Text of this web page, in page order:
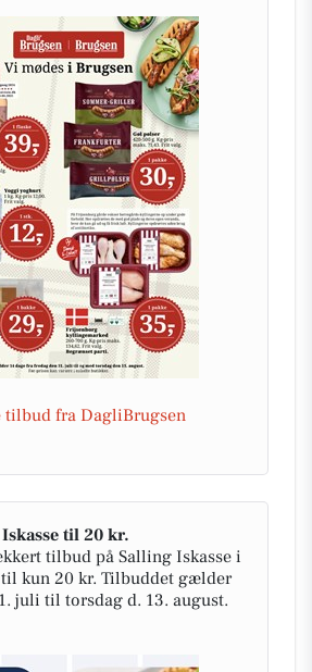
tilbud fra DagliBrugsen
til 20 kr.
tilbud på Salling Iskasse i
kun 20 kr. Tilbuddet gælder
juli til torsdag d. 13. august.